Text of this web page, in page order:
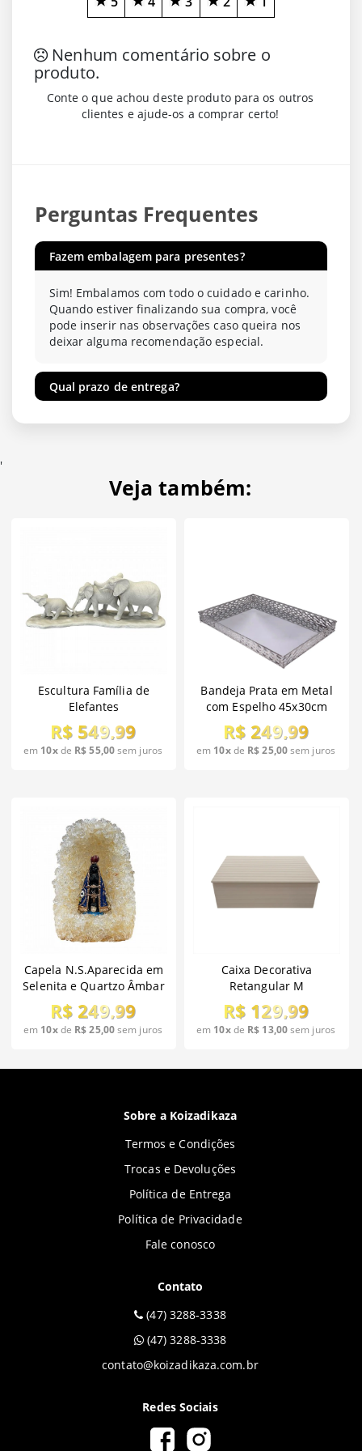
Nenhum comentário sobre o
produto.
Conte o que achou deste produto para os outros
clientes e ajude-os a comprar certo!
Perguntas Frequentes
Fazem embalagem para presentes?
Sim! Embalamos com todo o cuidado e carinho.
Quando estiver finalizando sua compra, você
pode inserir nas observações caso queira nos
deixar alguma recomendação especial.
Qual prazo de entrega?
'
Veja também:
Escultura Família de
Elefantes
R$ 549,99
em 10xde R$ 55,00sem juros
Bandeja Prata em Metal
com Espelho 45x30cm
R$ 249,99
em 10xde R$ 25,00sem juros
Capela N.S.Aparecida em
Selenita e Quartzo Âmbar
R$ 249,99
em 10xde R$ 25,00sem juros
Caixa Decorativa
Retangular M
R$ 129,99
em 10xde R$ 13,00sem juros
Sobre a Koizadikaza
Termos e Condições
Trocas e Devoluções
Política de Entrega
Política de Privacidade
Fale conosco
Contato
(47) 3288-3338
(47) 3288-3338
contato@koizadikaza.com.br
Redes Sociais